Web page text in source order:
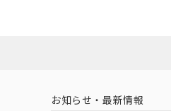
お知らせ・最新情報